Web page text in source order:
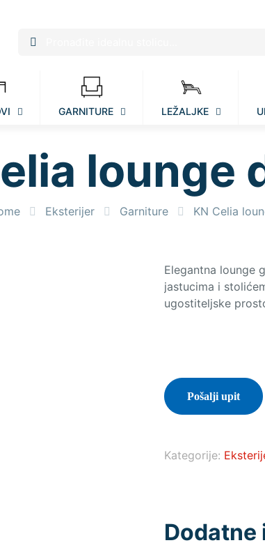
GARNITURE LEŽALJKE
lounge
Eksterijer Garniture KN Celia
Elegantna lounge
jastucima i
ugostiteljske
Pošalji upit
Kategorije: